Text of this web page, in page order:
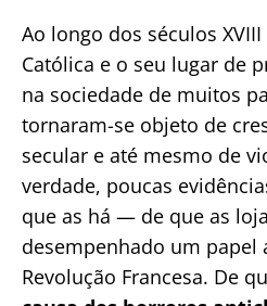
Ao longo dos séculos XVIII
Católica e o seu lugar de
na sociedade de muitos
tornaram-se objeto de
secular e até mesmo de
verdade, poucas
que as há — de que as
desempenhado um papel
Revolução Francesa. De